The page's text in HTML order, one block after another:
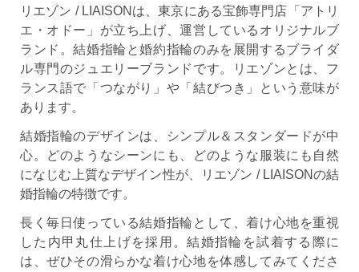
リエゾン / LIAISONは、東京にある宝飾専門店「アトリ
エ・オドー」が立ち上げ、運営しているオリジナルブ
ランド。結婚指輪と婚約指輪のみを展開するブライダ
ル専門のジュエリーブランドです。リエゾンとは、フ
ランス語で「つながり」や「結びつき」という意味が
あります。
結婚指輪のデザインは、シンプル＆スタンダードが中
心。どのようなシーンにも、どのような服装にも自然
になじむ上質なデザイン性が、リエゾン / LIAISONの結
婚指輪の特徴です。
長く毎日使っている結婚指輪として、着け心地を重視
した内甲丸仕上げを採用。結婚指輪を試着する際に
は、ぜひその滑らかな着け心地を体感してみてくださ